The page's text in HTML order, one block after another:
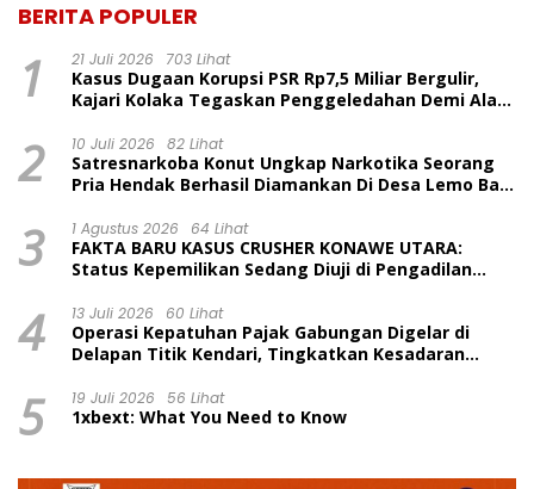
BERITA POPULER
1 21 Juli 2026 703 Lihat
Kasus Dugaan Korupsi PSR Rp7,5 Miliar Bergulir,
Kajari Kolaka Tegaskan Penggeledahan Demi Alat
2 10 Juli 2026 82 Lihat
Satresnarkoba Konut Ungkap Narkotika Seorang
Pria Hendak Berhasil Diamankan Di Desa Lemo Bajo
3 1 Agustus 2026 64 Lihat
FAKTA BARU KASUS CRUSHER KONAWE UTARA:
Status Kepemilikan Sedang Diuji di Pengadilan
Dinilai Prematur
4 13 Juli 2026 60 Lihat
Operasi Kepatuhan Pajak Gabungan Digelar di
Delapan Titik Kendari, Tingkatkan Kesadaran
5 19 Juli 2026 56 Lihat
1xbext: What You Need to Know